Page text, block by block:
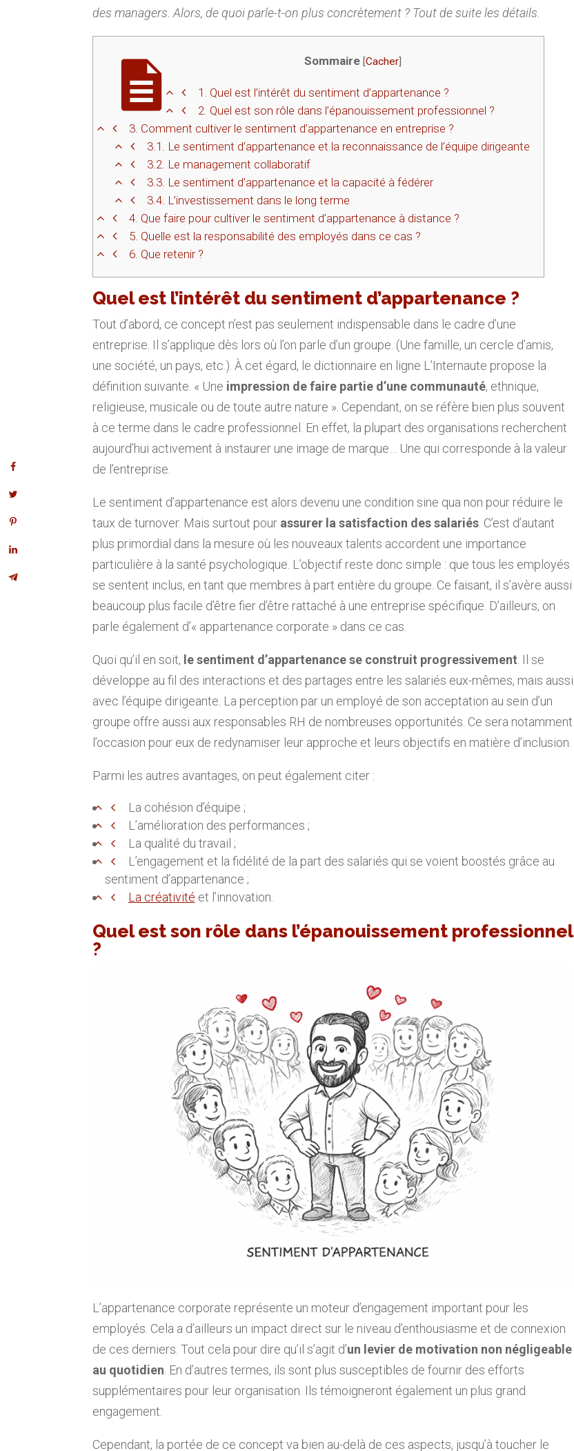
des managers. Alors, de quoi parle-t-on plus concrètement ? Tout de suite les détails.
Sommaire [Cacher]
1. Quel est l’intérêt du sentiment d’appartenance ?
2. Quel est son rôle dans l’épanouissement professionnel ?
3. Comment cultiver le sentiment d’appartenance en entreprise ?
3.1.
Le sentiment d’appartenance et la reconnaissance de l’équipe dirigeante
3.2. Le management collaboratif
3.3. Le sentiment d’appartenance et la capacité à fédérer
3.4. L’investissement dans le long terme
4. Que faire pour cultiver le sentiment d’appartenance à distance ?
5. Quelle est la responsabilité des employés dans ce cas ?
6. Que retenir ?
Quel est l’intérêt du sentiment d’appartenance ?
Tout d’abord, ce concept n’est pas seulement indispensable dans le cadre d’une
entreprise. Il s’applique dès lors où l’on parle d’un groupe. (Une famille, un cercle d’amis,
une société, un pays, etc.). À cet égard, le dictionnaire en ligne L’Internaute propose la
définition suivante. « Une impression de faire partie d’une communauté, ethnique,
religieuse, musicale ou de toute autre nature ». Cependant, on se réfère bien plus souvent
à ce terme dans le cadre professionnel. En effet, la plupart des organisations recherchent
aujourd’hui activement à instaurer une image de marque… Une qui corresponde à la valeur
de l’entreprise.
Le sentiment d’appartenance est alors devenu une condition sine qua non pour réduire le
taux de turnover. Mais surtout pour assurer la satisfaction des salariés . C’est d’autant
plus primordial dans la mesure où les nouveaux talents accordent une importance
particulière à la santé psychologique. L’objectif reste donc simple : que tous les employés
se sentent inclus, en tant que membres à part entière du groupe. Ce faisant, il s’avère aussi
beaucoup plus facile d’être fier d’être rattaché à une entreprise spécifique. D’ailleurs, on
parle également d’« appartenance corporate » dans ce cas.
Quoi qu’il en soit, le sentiment d’appartenance se construit progressivement . Il se
développe au fil des interactions et des partages entre les salariés eux-mêmes, mais aussi
avec l’équipe dirigeante. La perception par un employé de son acceptation au sein d’un
groupe offre aussi aux responsables RH de nombreuses opportunités. Ce sera notamment
l’occasion pour eux de redynamiser leur approche et leurs objectifs en matière d’inclusion.
Parmi les autres avantages, on peut également citer :
La cohésion d’équipe ;
L’amélioration des performances ;
La qualité du travail ;
L’engagement et la fidélité de la part des salariés qui se voient boostés grâce au
sentiment d’appartenance ;
La créativité et l’innovation.
Quel est son rôle dans l’épanouissement professionnel
?
L’appartenance corporate représente un moteur d’engagement important pour les
employés. Cela a d’ailleurs un impact direct sur le niveau d’enthousiasme et de connexion
de ces derniers. Tout cela pour dire qu’il s’agit d’un levier de motivation non négligeable
au quotidien . En d’autres termes, ils sont plus susceptibles de fournir des efforts
supplémentaires pour leur organisation. Ils témoigneront également un plus grand
engagement.
Cependant, la portée de ce concept va bien au-delà de ces aspects, jusqu’à toucher le